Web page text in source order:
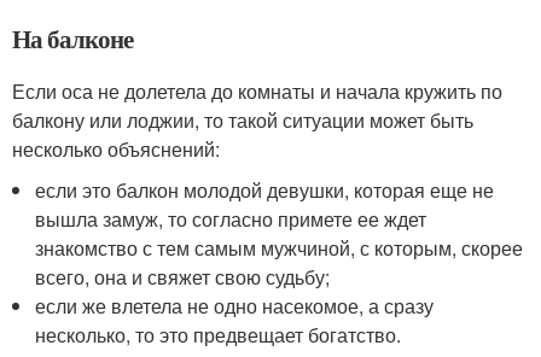
На балконе
Если оса не долетела до комнаты и начала кружить по
балкону или лоджии, то такой ситуации может быть
несколько объяснений:
если это балкон молодой девушки, которая еще не
вышла замуж, то согласно примете ее ждет
знакомство с тем самым мужчиной, с которым, скорее
всего, она и свяжет свою судьбу;
если же влетела не одно насекомое, а сразу
несколько, то это предвещает богатство.